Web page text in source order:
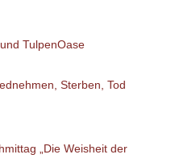
TulpenOase
Sterben, Tod
„Die Weisheit der